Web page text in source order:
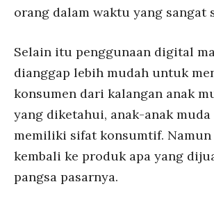
orang dalam waktu yang sangat
Selain itu penggunaan digital
dianggap lebih mudah untuk
konsumen dari kalangan anak
yang diketahui, anak-anak
memiliki sifat konsumtif.
kembali ke produk apa yang
pangsa pasarnya.